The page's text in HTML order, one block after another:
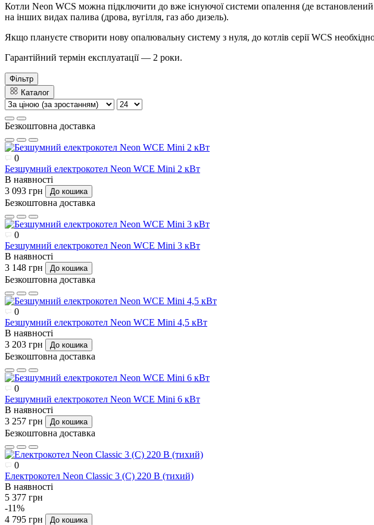
Котли Neon WCS можна підключити до вже існуючої системи опалення (де
на інших видах палива (дрова, вугілля, газ або дизель).
Якщо плануєте створити нову опалювальну систему з нуля, до котлів серії WCS
Гарантійний термін експлуатації — 2 роки.
Фільтр
Каталог
Безкоштовна доставка
0
Безшумний електрокотел Neon WCE Mini 2 кВт
В наявності
3 093 грн
До кошика
Безкоштовна доставка
0
Безшумний електрокотел Neon WCE Mini 3 кВт
В наявності
3 148 грн
До кошика
Безкоштовна доставка
0
Безшумний електрокотел Neon WCE Mini 4,5 кВт
В наявності
3 203 грн
До кошика
Безкоштовна доставка
0
Безшумний електрокотел Neon WCE Mini 6 кВт
В наявності
3 257 грн
До кошика
Безкоштовна доставка
0
Електрокотел Neon Classic 3 (C) 220 В (тихий)
В наявності
5 377 грн
-11%
4 795 грн
До кошика